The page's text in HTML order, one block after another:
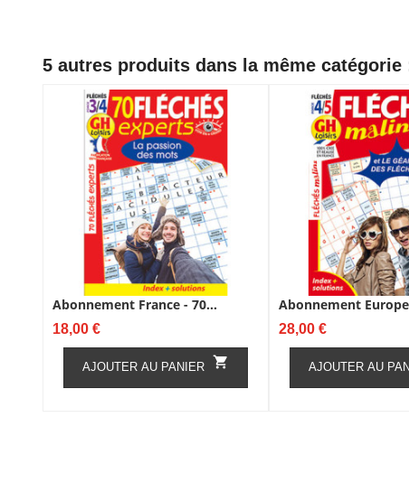
5 autres produits dans la même catégorie
Abonnement France - 70...
Prix
18,00 €
AJOUTER AU PANIER 
Abonnement
Prix
28,00 €
AJOUTER AU